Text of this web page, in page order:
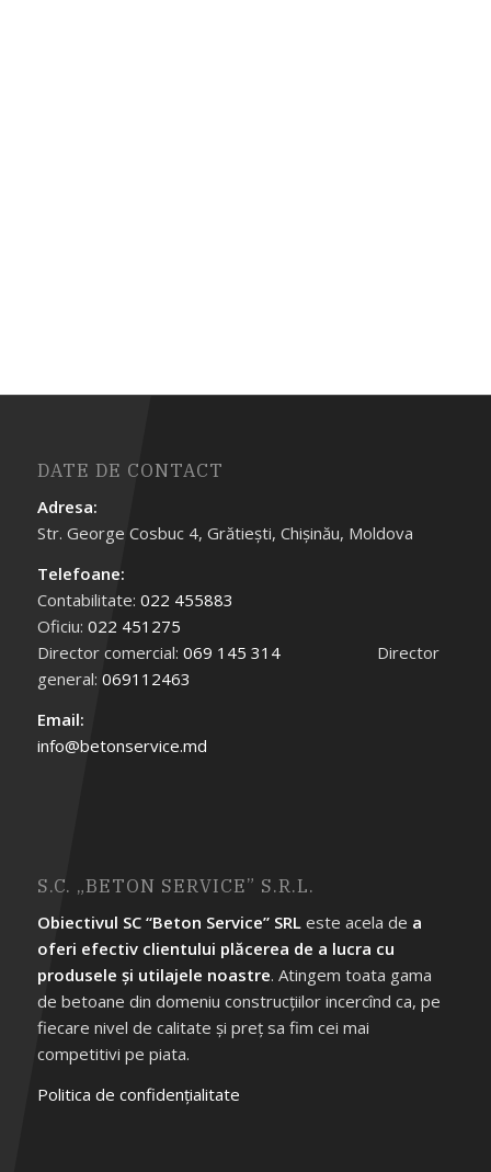
DATE DE CONTACT
Adresa:
Str. George Cosbuc 4, Grătieşti, Chişinău, Moldova
Telefoane:
Contabilitate: 022 455883
Oficiu: 022 451275
Director comercial: 069 145 314Director
general: 069112463
Email:
info@betonservice.md
S.C. „BETON SERVICE” S.R.L.
Obiectivul SC “Beton Service” SRL este acela de a
oferi efectiv clientului plăcerea de a lucra cu
produsele și utilajele noastre. Atingem toata gama
de betoane din domeniu construcțiilor incercînd ca, pe
fiecare nivel de calitate și preț sa fim cei mai
competitivi pe piata.
Politica de confidențialitate